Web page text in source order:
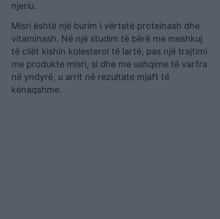
njeriu.
Misri është një burim i vërtetë proteinash dhe
vitaminash. Në një studim të bërë me meshkuj
të cilët kishin kolesterol të lartë, pas një trajtimi
me produkte misri, si dhe me ushqime të varfra
në yndyrë, u arrit në rezultate mjaft të
kënaqshme.